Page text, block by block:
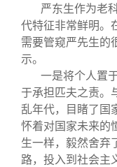
严东生作为老
代特征非常鲜明。
需要管窥严先生的
示。
一是将个人置
于承担匹夫之责。
乱年代，目睹了国
怀着对国家未来的
生一样，毅然舍弃
路，投入到社会主